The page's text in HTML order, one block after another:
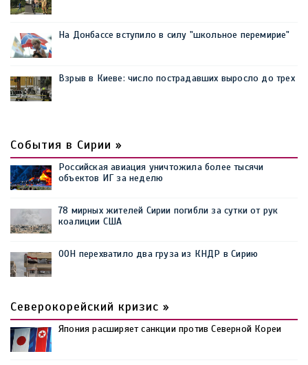
На Донбассе вступило в силу "школьное перемирие"
Взрыв в Киеве: число пострадавших выросло до трех
События в Сирии »
Российская авиация уничтожила более тысячи
объектов ИГ за неделю
78 мирных жителей Сирии погибли за сутки от рук
коалиции США
ООН перехватило два груза из КНДР в Сирию
Северокорейский кризис »
Япония расширяет санкции против Северной Кореи